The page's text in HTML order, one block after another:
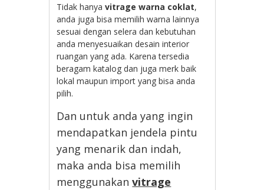
Tidak hanyavitrage warna coklat,
anda juga bisa memilih warna lainnya
sesuai dengan selera dan kebutuhan
anda menyesuaikan desain interior
ruangan yang ada. Karena tersedia
beragam katalog dan juga merk baik
lokal maupun import yang bisa anda
pilih.
Dan untuk anda yang ingin
mendapatkan jendela pintu
yang menarik dan indah,
maka anda bisa memilih
menggunakanvitrage